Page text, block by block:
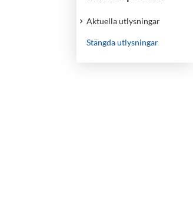
Aktuella utlysningar
Stängda utlysningar